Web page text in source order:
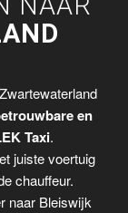
en
Taxi.
juiste voertuig
chauffeur.
naar Bleiswijk